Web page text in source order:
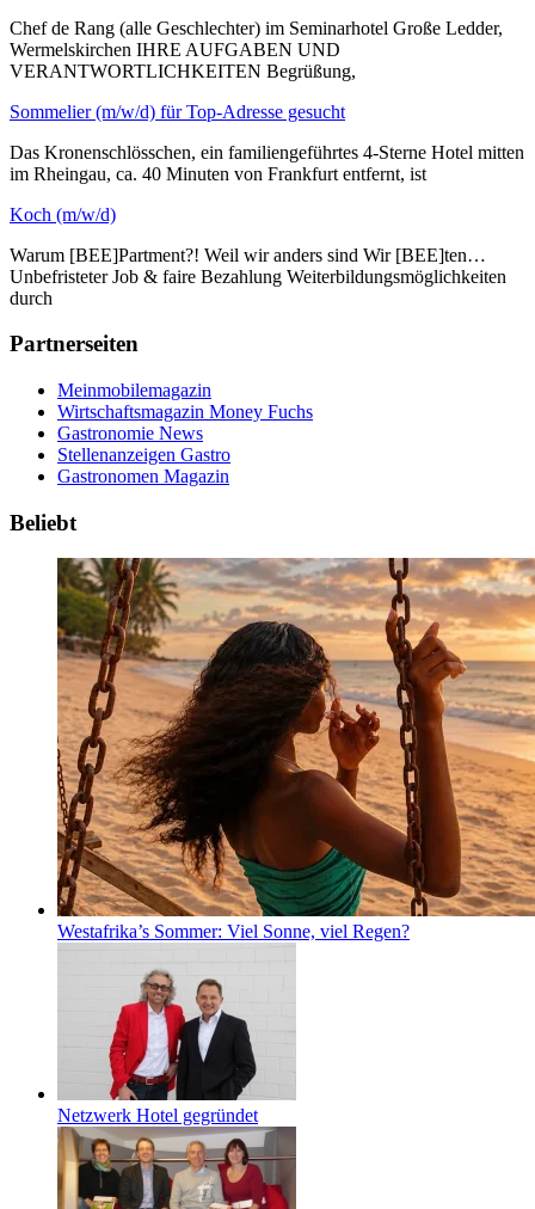
Chef de Rang (alle Geschlechter) im Seminarhotel Große Ledder,
Wermelskirchen IHRE AUFGABEN UND
VERANTWORTLICHKEITEN Begrüßung,
Sommelier (m/w/d) für Top-Adresse gesucht
Das Kronenschlösschen, ein familiengeführtes 4-Sterne Hotel mitten
im Rheingau, ca. 40 Minuten von Frankfurt entfernt, ist
Koch (m/w/d)
Warum [BEE]Partment?! Weil wir anders sind Wir [BEE]ten…
Unbefristeter Job & faire Bezahlung Weiterbildungsmöglichkeiten
durch
Partnerseiten
Meinmobilemagazin
Wirtschaftsmagazin Money Fuchs
Gastronomie News
Stellenanzeigen Gastro
Gastronomen Magazin
Beliebt
Westafrika’s Sommer: Viel Sonne, viel Regen?
Netzwerk Hotel gegründet